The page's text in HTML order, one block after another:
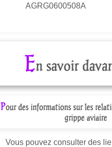
AGRG0600508A
En savoir
Pour des informations sur les
grippe aviaire
Vous pouvez consulter des